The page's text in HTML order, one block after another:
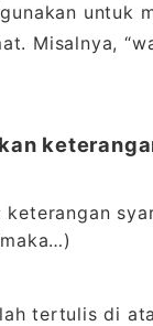
untuk
Misalnya,
keterangan
tertulis di